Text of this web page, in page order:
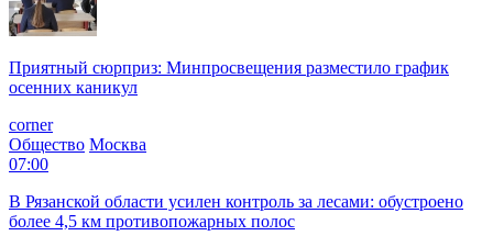
Приятный сюрприз: Минпросвещения разместило график
осенних каникул
corner
Общество Москва
07:00
В Рязанской области усилен контроль за лесами: обустроено
более 4,5 км противопожарных полос